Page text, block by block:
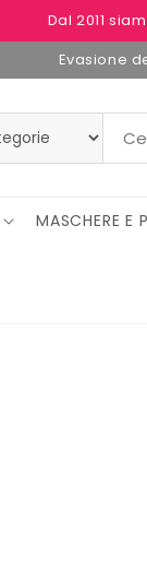
Dal 2011
Evasione
MASCHERE E